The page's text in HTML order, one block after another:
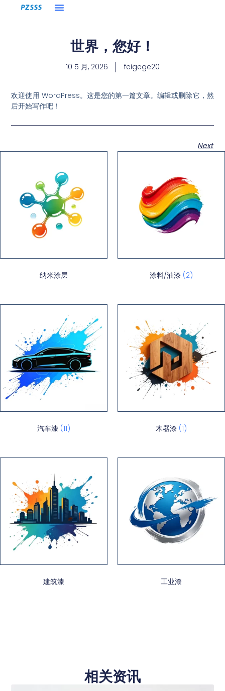
世界，您好！
10 5 月, 2026 feigege20
欢迎使用 WordPress。这是您的第一篇文章。编辑或删除它，然
后开始写作吧！
Next
纳米涂层 涂料/油漆 (2)
汽车漆 (11) 木器漆 (1)
建筑漆 工业漆
相关资讯